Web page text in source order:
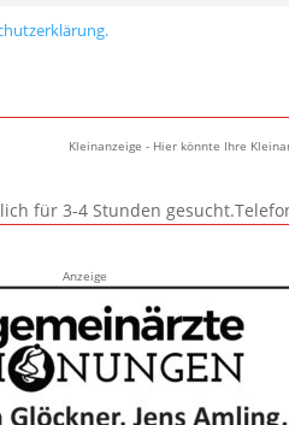
Kleinanzeige - Hier könnte Ihre
für 3-4 Stunden
Anzeige